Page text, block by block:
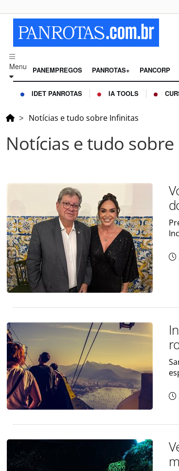
Menu PANEMPREGOS PANROTAS+ PANCORP
IDET PANROTAS IA TOOLS
Notícias e tudo sobre Infinitas
Notícias e tudo sobre